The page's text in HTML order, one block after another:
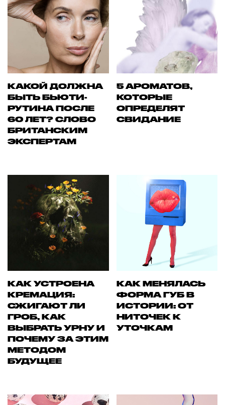
КАКОЙ ДОЛЖНА
БЫТЬ БЬЮТИ-
РУТИНА ПОСЛЕ
60 ЛЕТ? СЛОВО
БРИТАНСКИМ
ЭКСПЕРТАМ
5 АРОМАТОВ,
КОТОРЫЕ
ОПРЕДЕЛЯТ
СВИДАНИЕ
КАК УСТРОЕНА
КРЕМАЦИЯ:
СЖИГАЮТ ЛИ
ГРОБ, КАК
ВЫБРАТЬ УРНУ И
ПОЧЕМУ ЗА ЭТИМ
МЕТОДОМ
БУДУЩЕЕ
КАК МЕНЯЛАСЬ
ФОРМА ГУБ В
ИСТОРИИ: ОТ
НИТОЧЕК К
УТОЧКАМ